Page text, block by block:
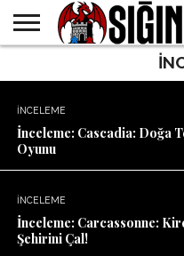
Deneyimi
İNCELEME
İnceleme: Cascadia: Doğa
Oyunu
İNCELEME
İnceleme: Carcassonne:
Şehirini Çal!